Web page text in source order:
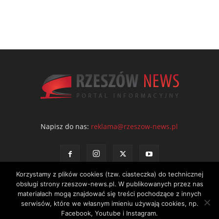
Napisz do nas: reklama@rzeszow-news.pl
Kontakt Polityka prywatności Regulamin portalu
Korzystamy z plików cookies (tzw. ciasteczka) do technicznej
obsługi strony rzeszow-news.pl. W publikowanych przez nas
materiałach mogą znajdować się treści pochodzące z innych
serwisów, które we własnym imieniu używają cookies, np.
Facebook, Youtube i Instagram.